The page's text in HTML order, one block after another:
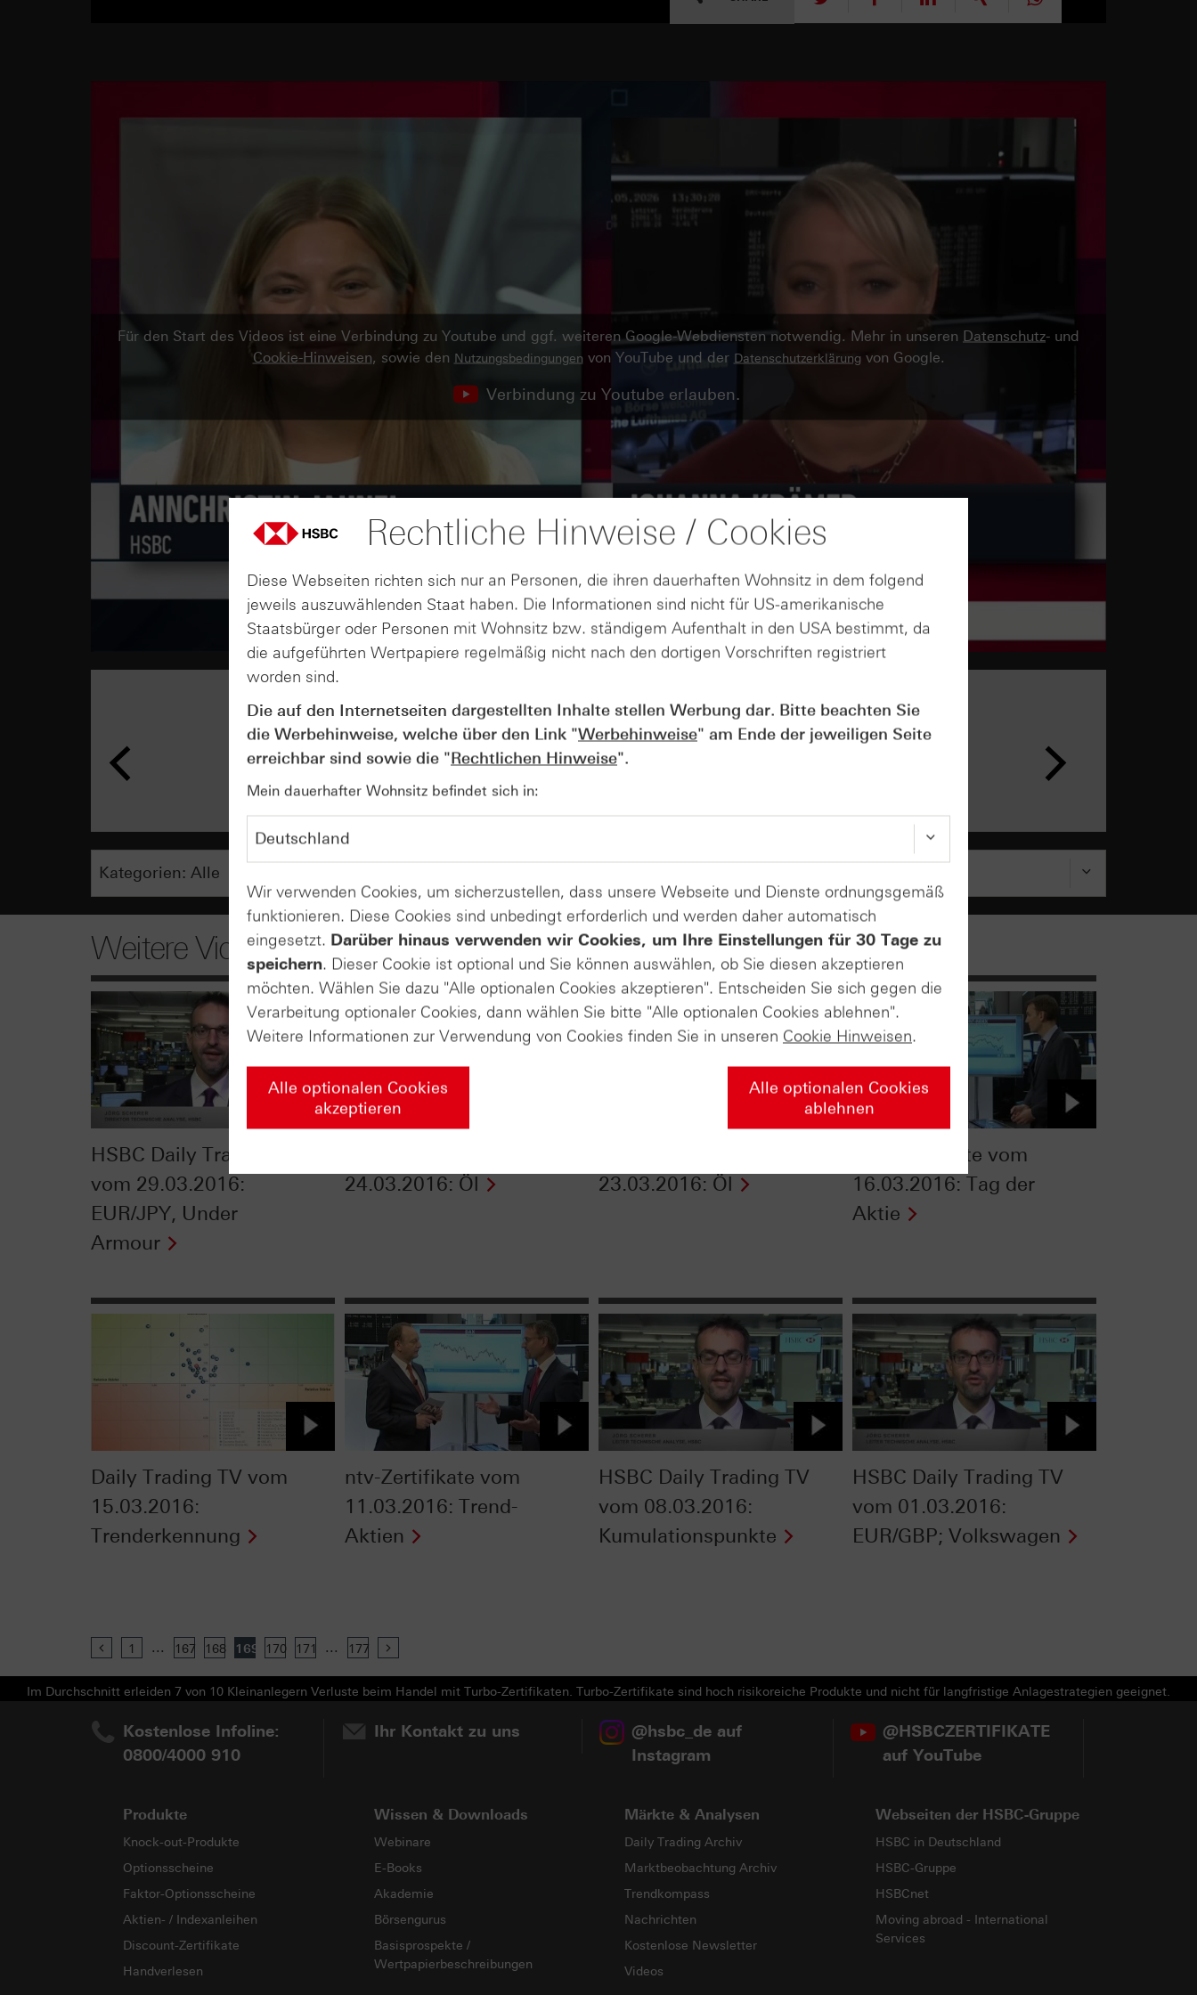
Für den Start des Videos ist eine Verbindung zu Youtube und ggf. weiteren Google-Webdiensten notwendig. Mehr in unseren Datenschutz- und
Cookie-Hinweisen, sowie den Nutzungsbedingungen von YouTube und der Datenschutzerklärungvon Google.
Verbindung zu Youtube erlauben.
AUGUST
04
Der Blick ins Kleingedruckte: Kosten &
Kündigungen bei Derivaten - Webinar
vom 04.08.2026
Weitere Videos
HSBC Daily Trading TV
vom 29.03.2016:
EUR/JPY, Under
Armour
24.03.2016: Öl
23.03.2016: Öl
ntv-Zertifikate vom
16.03.2016: Tag der
Aktie
Daily Trading TV vom
15.03.2016:
Trenderkennung
ntv-Zertifikate vom
11.03.2016: Trend-
Aktien
HSBC Daily Trading TV
vom 08.03.2016:
Kumulationspunkte
HSBC Daily Trading TV
vom 01.03.2016:
EUR/GBP; Volkswagen
Previous
1 ... 167 168 169 170 171 ... 177
Im Durchschnitt erleiden 7 von 10 Kleinanlegern Verluste beim Handel mit Turbo-Zertifikaten. Turbo-Zertifikate sind hoch risikoreiche Produkte und nicht für langfristige Anlagestrategien geeignet.
Kostenlose Infoline:
0800/4000 910
Ihr Kontakt zu uns
@hsbc_de auf
Instagram
@HSBCZERTIFIKATE
auf YouTube
Produkte
Knock-out-Produkte
Optionsscheine
Faktor-Optionsscheine
Aktien- / Indexanleihen
Discount-Zertifikate
Handverlesen
Wissen & Downloads
Webinare
E-Books
Akademie
Börsengurus
Basisprospekte /
Wertpapierbeschreibungen
Märkte & Analysen
Daily Trading Archiv
Marktbeobachtung Archiv
Trendkompass
Nachrichten
Kostenlose Newsletter
Videos
Webseiten der HSBC-Gruppe
HSBC in Deutschland
HSBC-Gruppe
HSBCnet
Moving abroad - International
Services
Rechtliche Hinweise / Cookies
Diese Webseiten richten sich nur an Personen, die ihren dauerhaften Wohnsitz in dem folgend
jeweils auszuwählenden Staat haben. Die Informationen sind nicht für US-amerikanische
Staatsbürger oder Personen mit Wohnsitz bzw. ständigem Aufenthalt in den USA bestimmt, da
die aufgeführten Wertpapiere regelmäßig nicht nach den dortigen Vorschriften registriert
worden sind.
Die auf den Internetseiten dargestellten Inhalte stellen Werbung dar. Bitte beachten Sie
die Werbehinweise, welche über den Link "Werbehinweise" am Ende der jeweiligen Seite
erreichbar sind sowie die "Rechtlichen Hinweise".
Mein dauerhafter Wohnsitz befindet sich in:
Wir verwenden Cookies, um sicherzustellen, dass unsere Webseite und Dienste ordnungsgemäß
funktionieren. Diese Cookies sind unbedingt erforderlich und werden daher automatisch
eingesetzt. Darüber hinaus verwenden wir Cookies, um Ihre Einstellungen für 30 Tage zu
speichern. Dieser Cookie ist optional und Sie können auswählen, ob Sie diesen akzeptieren
möchten. Wählen Sie dazu "Alle optionalen Cookies akzeptieren". Entscheiden Sie sich gegen die
Verarbeitung optionaler Cookies, dann wählen Sie bitte "Alle optionalen Cookies ablehnen".
Weitere Informationen zur Verwendung von Cookies finden Sie in unseren Cookie Hinweisen.
Alle optionalen Cookies
akzeptieren
Alle optionalen Cookies
ablehnen